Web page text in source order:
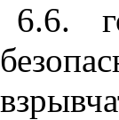
6.6.